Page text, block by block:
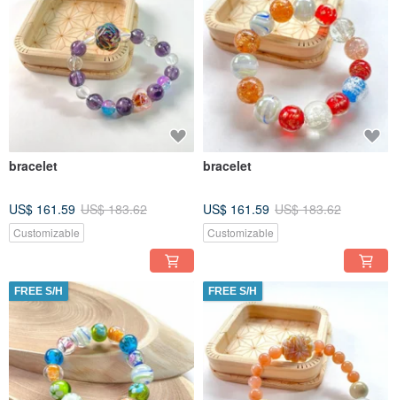
bracelet
US$ 161.59 US$ 183.62
Customizable
bracelet
US$ 161.59 US$ 183.62
Customizable
FREE S/H FREE S/H